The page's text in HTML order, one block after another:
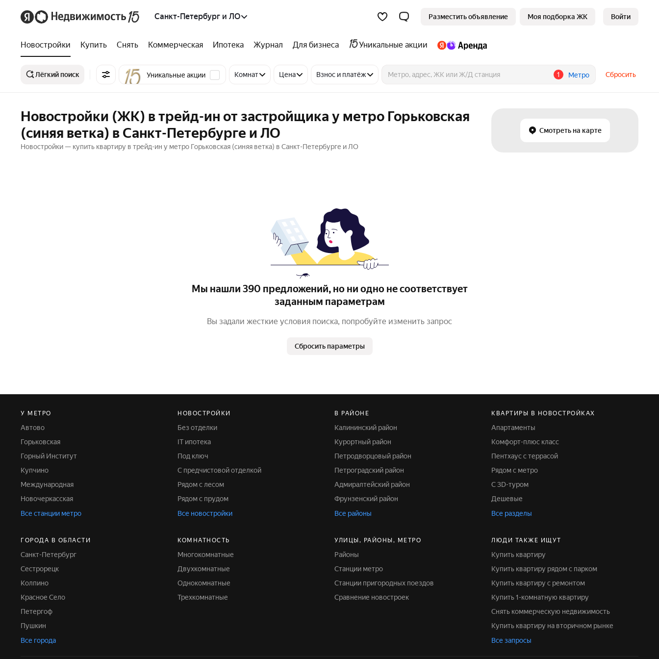
Санкт-Петербург и ЛО Разместить объявление Моя подборка ЖК Войти
Новостройки Купить Снять Коммерческая Ипотека Журнал Для бизнеса Уникальные акции
Лёгкий поиск Уникальные акции Комнат Цена Взнос и платёж 1 Метро Сбросить
Новостройки (ЖК) в трейд-ин от застройщика у метро Горьковская
(синяя ветка) в Санкт-Петербурге и ЛО
Новостройки — купить квартиру в трейд-ин у метро Горьковская (синяя ветка) в Санкт-Петербурге и ЛО
Смотреть на карте
Мы нашли 390 предложений, но ни одно не соответствует
заданным параметрам
Вы задали жесткие условия поиска, попробуйте изменить запрос
Сбросить параметры
У МЕТРО
Автово
Горьковская
Горный Институт
Купчино
Международная
Новочеркасская
Все станции метро
НОВОСТРОЙКИ
Без отделки
IT ипотека
Под ключ
С предчистовой отделкой
Рядом с лесом
Рядом с прудом
Все новостройки
В РАЙОНЕ
Калининский район
Курортный район
Петродворцовый район
Петроградский район
Адмиралтейский район
Фрунзенский район
Все районы
КВАРТИРЫ В НОВОСТРОЙКАХ
Апартаменты
Комфорт-плюс класс
Пентхаус с террасой
Рядом с метро
С 3D-туром
Дешевые
Все разделы
ГОРОДА В ОБЛАСТИ
Санкт-Петербург
Сестрорецк
Колпино
Красное Село
Петергоф
Пушкин
Все города
КОМНАТНОСТЬ
Многокомнатные
Двухкомнатные
Однокомнатные
Трехкомнатные
УЛИЦЫ, РАЙОНЫ, МЕТРО
Районы
Станции метро
Станции пригородных поездов
Сравнение новостроек
ЛЮДИ ТАКЖЕ ИЩУТ
Купить квартиру
Купить квартиру рядом с парком
Купить квартиру с ремонтом
Купить 1-комнатную квартиру
Снять коммерческую недвижимость
Купить квартиру на вторичном рынке
Все запросы